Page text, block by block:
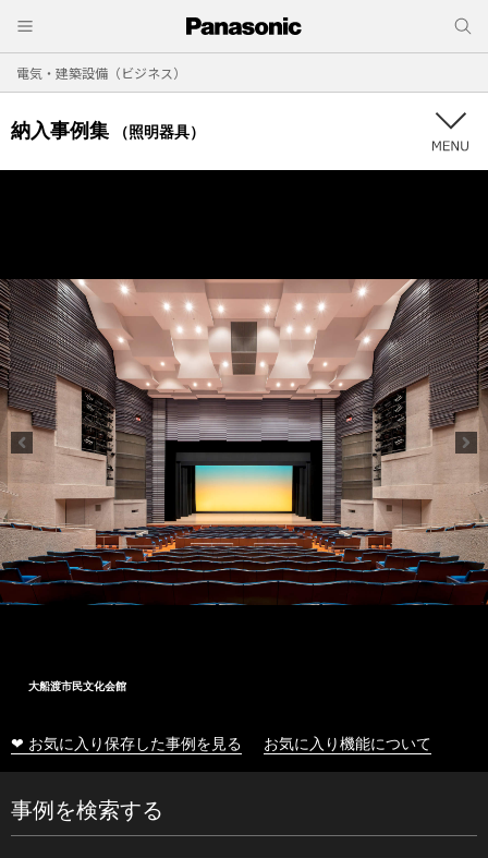
電気・建築設備（ビジネス）
納入事例集 （照明器具）
大船渡市民文化会館
❤ お気に入り保存した事例を見る お気に入り機能について
事例を検索する